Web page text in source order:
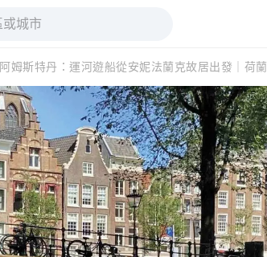
阿姆斯特丹：運河遊船從安妮法蘭克故居出發｜荷蘭